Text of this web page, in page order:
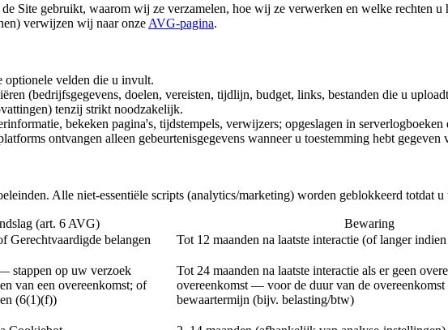
Site gebruikt, waarom wij ze verzamelen, hoe wij ze verwerken en welke rechten
verwijzen wij naar onze AVG-pagina.
optionele velden die u invult.
(bedrijfsgegevens, doelen, vereisten, tijdlijn, budget, links, bestanden die u
tenzij strikt noodzakelijk.
bekeken pagina's, tijdstempels, verwijzers; opgeslagen in
ontvangen alleen gebeurtenisgegevens wanneer u toestemming hebt
Alle niet-essentiële scripts (analytics/marketing) worden geblokkeerd totdat
(art. 6 AVG) Bewaring
Gerechtvaardigde belangen
Tot 12 maanden na laatste interactie (of langer
stappen op uw verzoek
van een overeenkomst; of
(6(1)(f))
Tot 24 maanden na laatste interactie als er geen
overeenkomst — voor de duur van de
bewaartermijn (bijv. belasting/btw)